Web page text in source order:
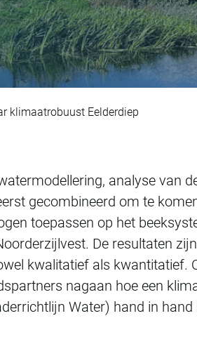
klimaatrobuust Eelderdiep
analyse van
gecombineerd om te
toepassen op het
De resultaten
kwalitatief als kwantitatief.
nagaan hoe een
Water) hand in